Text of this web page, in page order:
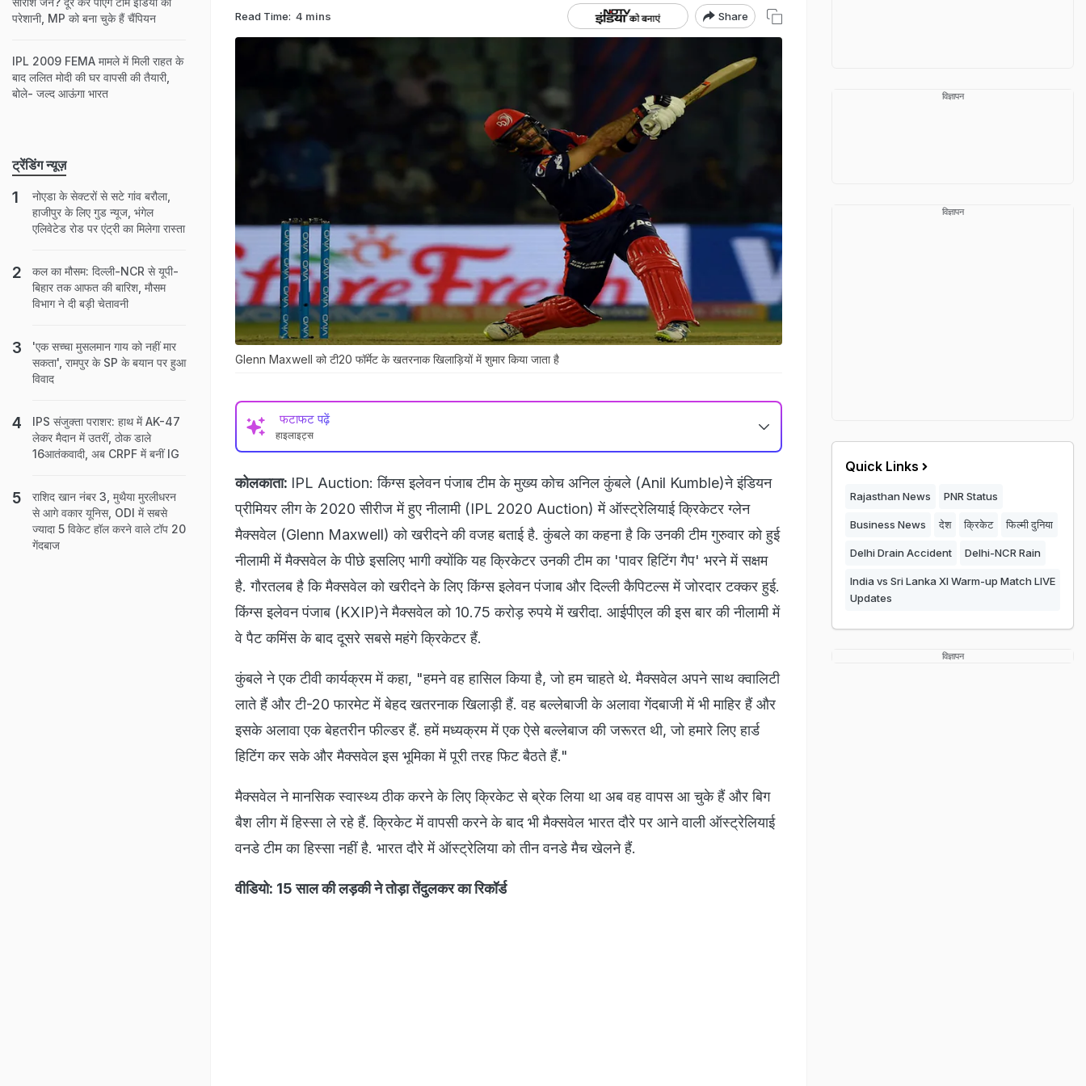
Read Time: 4 mins Share
Glenn Maxwell को टी20 फॉर्मेट के खतरनाक ख‍िलाड़ि‍यों में शुमार क‍िया जाता है
फटाफट पढ़ें
हाइलाइट्स
कोलकाता: IPL Auction: किंग्स इलेवन पंजाब टीम के मुख्य कोच अनिल कुंबले (Anil Kumble)ने इंड‍ियन
प्रीम‍ियर लीग के 2020 सीरीज में हुए नीलामी (IPL 2020 Auction) में ऑस्‍ट्रेल‍ियाई क्र‍िकेटर ग्‍लेन
मैक्‍सवेल (Glenn Maxwell) को खरीदने की वजह बताई है. कुंबले का कहना है कि उनकी टीम गुरुवार को हुई
नीलामी में मैक्सवेल के पीछे इसलिए भागी क्योंकि यह क्र‍िकेटर उनकी टीम का 'पावर हिटिंग गैप' भरने में सक्षम
है. गौरतलब है क‍ि मैक्सवेल को खरीदने के लिए किंग्स इलेवन पंजाब और दिल्ली कैपिटल्स में जोरदार टक्कर हुई.
किंग्स इलेवन पंजाब (KXIP)ने मैक्सवेल को 10.75 करोड़ रुपये में खरीदा. आईपीएल की इस बार की नीलामी में
वे पैट कम‍िंस के बाद दूसरे सबसे महंगे क्र‍िकेटर हैं.
कुंबले ने एक टीवी कार्यक्रम में कहा, "हमने वह हासिल किया है, जो हम चाहते थे. मैक्सवेल अपने साथ क्वालिटी
लाते हैं और टी-20 फारमेट में बेहद खतरनाक खिलाड़ी हैं. वह बल्लेबाजी के अलावा गेंदबाजी में भी माहिर हैं और
इसके अलावा एक बेहतरीन फील्डर हैं. हमें मध्यक्रम में एक ऐसे बल्लेबाज की जरूरत थी, जो हमारे लिए हार्ड
हिटिंग कर सके और मैक्सवेल इस भूमिका में पूरी तरह फिट बैठते हैं."
मैक्सवेल ने मानसिक स्वास्थ्य ठीक करने के लिए क्रिकेट से ब्रेक लिया था अब वह वापस आ चुके हैं और बिग
बैश लीग में हिस्सा ले रहे हैं. क्र‍िकेट में वापसी करने के बाद भी मैक्‍सवेल भारत दौरे पर आने वाली ऑस्‍ट्रेल‍ियाई
वनडे टीम का ह‍िस्‍सा नहीं है. भारत दौरे में ऑस्‍ट्रेल‍िया को तीन वनडे मैच खेलने हैं.
वीडियो: 15 साल की लड़की ने तोड़ा तेंदुलकर का रिकॉर्ड
परेशानी, MP को बना चुके हैं चैंपियन
IPL 2009 FEMA मामले में मिली राहत के
बाद ललित मोदी की घर वापसी की तैयारी,
बोले- जल्द आऊंगा भारत
ट्रेंडिंग न्यूज़
नोएडा के सेक्टरों से सटे गांव बरौला,
हाजीपुर के लिए गुड न्यूज, भंगेल
एलिवेटेड रोड पर एंट्री का मिलेगा रास्ता
कल का मौसम: दिल्ली-NCR से यूपी-
बिहार तक आफत की बारिश, मौसम
विभाग ने दी बड़ी चेतावनी
'एक सच्चा मुसलमान गाय को नहीं मार
सकता', रामपुर के SP के बयान पर हुआ
विवाद
IPS संजुक्ता पराशर: हाथ में AK-47
लेकर मैदान में उतरीं, ठोक डाले
16आतंकवादी, अब CRPF में बनीं IG
राशिद खान नंबर 3, मुथैया मुरलीधरन
से आगे वकार यूनिस, ODI में सबसे
ज्यादा 5 विकेट हॉल करने वाले टॉप 20
गेंदबाज
विज्ञापन
विज्ञापन
Quick Links
Rajasthan News PNR Status
Business News देश क्रिकेट फिल्मी दुनिया
Delhi Drain Accident Delhi-NCR Rain
India vs Sri Lanka XI Warm-up Match LIVE
Updates
विज्ञापन